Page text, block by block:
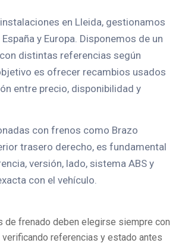
en Lleida, gestionamos
y Europa. Disponemos de un
distintas referencias según
es ofrecer recambios usados
entre precio, disponibilidad y
con frenos como Brazo
trasero derecho, es fundamental
versión, lado, sistema ABS y
con el vehículo.
de frenado deben elegirse siempre con
referencias y estado antes